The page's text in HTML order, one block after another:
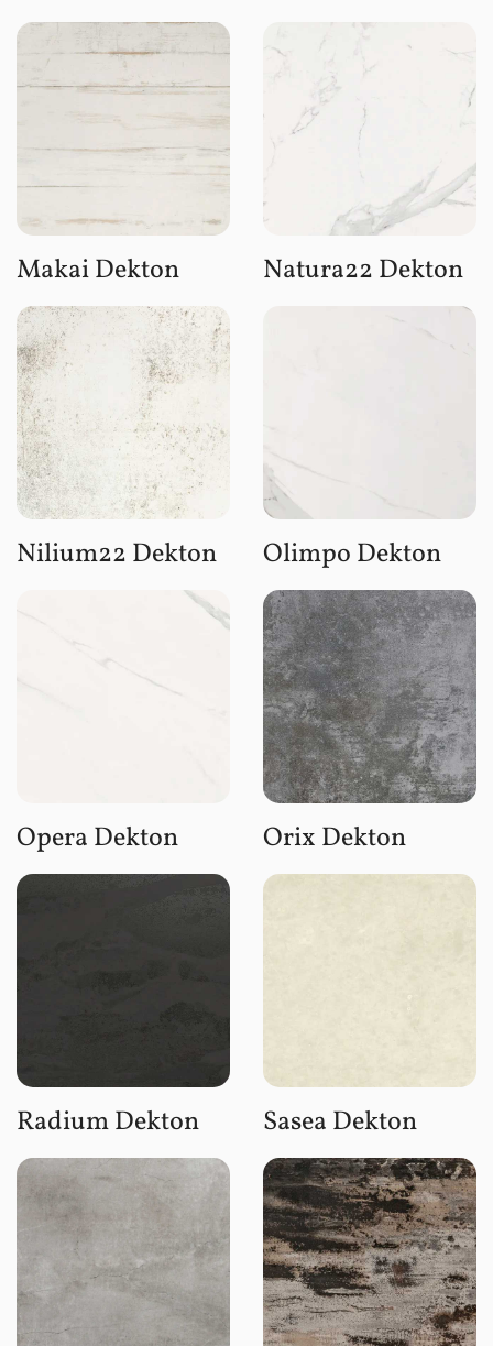
Makai Dekton Natura22 Dekton
Nilium22 Dekton Olimpo Dekton
Opera Dekton Orix Dekton
Radium Dekton Sasea Dekton